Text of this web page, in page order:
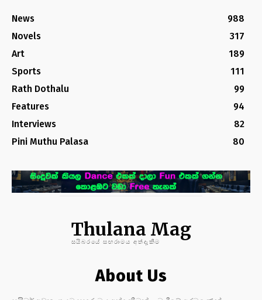
News
988
Novels
317
Art
189
Sports
111
Rath Dothalu
99
Features
94
Interviews
82
Pini Muthu Palasa
80
Thulana Mag
සයිබරයේ සඟරාමය අත්දැකීම
About Us